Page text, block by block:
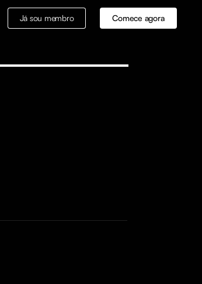
Já sou membro Comece agora